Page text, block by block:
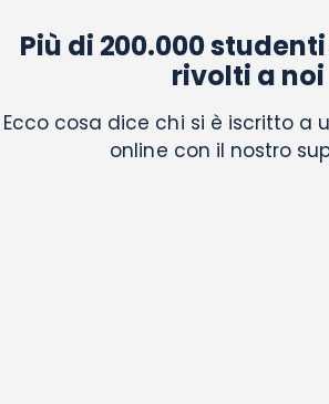
Più di 200.000
rivolti a noi
Ecco cosa dice chi si è iscritto a
online con il nostro